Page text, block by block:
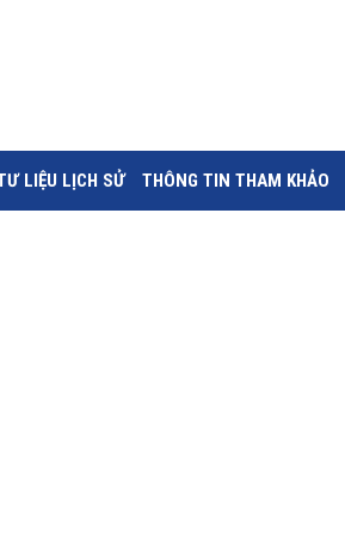
LIỆU LỊCH SỬ THÔNG TIN THAM KHẢO